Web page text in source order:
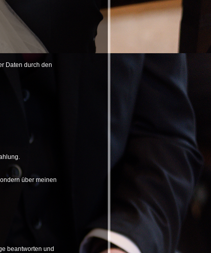
Daten durch den
über meinen
beantworten und